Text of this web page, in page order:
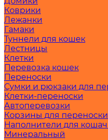
Коврики
Лежанки
Гамаки
Туннели для кошек
Лестницы
Клетки
Перевозка кошек
Переноски
Сумки и рюкзаки для
Клетки-переноски
Автоперевозки
Корзины для
Наполнители для
Минеральный